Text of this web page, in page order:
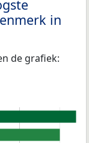
in
de grafiek: